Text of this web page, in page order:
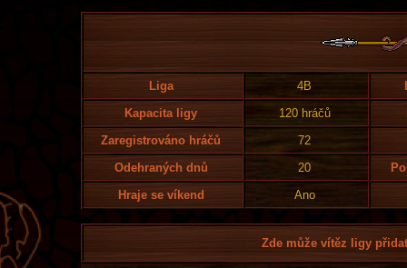
Liga 4B
Kapacita ligy
120 hráčů
Zaregistrováno hráčů
72
Odehraných dnů
20
Hraje se víkend
Ano
Zde může vítěz ligy